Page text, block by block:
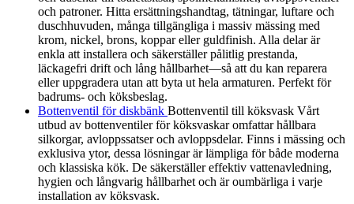
och patroner. Hitta ersättningshandtag, tätningar, luftare och
duschhuvuden, många tillgängliga i massiv mässing med
krom, nickel, brons, koppar eller guldfinish. Alla delar är
enkla att installera och säkerställer pålitlig prestanda,
läckagefri drift och lång hållbarhet—så att du kan reparera
eller uppgradera utan att byta ut hela armaturen. Perfekt för
badrums- och köksbeslag.
Bottenventil för diskbänk Bottenventil till köksvask Vårt
utbud av bottenventiler för köksvaskar omfattar hållbara
silkorgar, avloppssatser och avloppsdelar. Finns i mässing och
exklusiva ytor, dessa lösningar är lämpliga för både moderna
och klassiska kök. De säkerställer effektiv vattenavledning,
hygien och långvarig hållbarhet och är oumbärliga i varje
installation av köksvask.